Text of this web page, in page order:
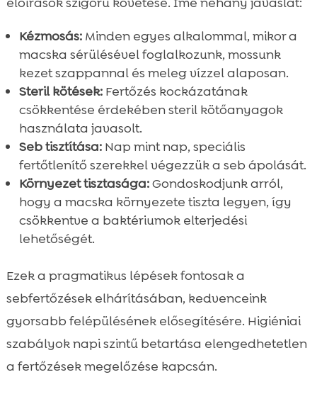
Kézmosás:Minden egyes alkalommal, mikor a
macska sérülésével foglalkozunk, mossunk
kezet szappannal és meleg vízzel alaposan.
Steril kötések:Fertőzés kockázatának
csökkentése érdekében steril kötőanyagok
használata javasolt.
Seb tisztítása:Nap mint nap, speciális
fertőtlenítő szerekkel végezzük a seb ápolását.
Környezet tisztasága:Gondoskodjunk arról,
hogy a macska környezete tiszta legyen, így
csökkentve a baktériumok elterjedési
lehetőségét.
Ezek a pragmatikus lépések fontosak a
sebfertőzések elhárításában, kedvenceink
gyorsabb felépülésének elősegítésére. Higiéniai
szabályok napi szintű betartása elengedhetetlen
a fertőzések megelőzése kapcsán.